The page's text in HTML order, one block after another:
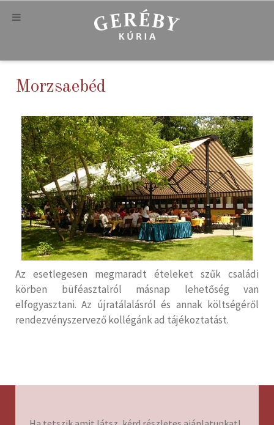
Morzsaebéd
Az esetlegesen megmaradt ételeket szűk családi
körben büféasztalról másnap lehetőség van
elfogyasztani. Az újratálalásról és annak költségéről
rendezvényszervező kollégánk ad tájékoztatást.